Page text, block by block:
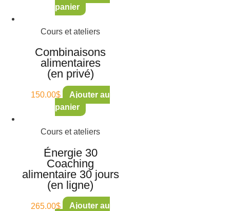
panier
Cours et ateliers
Combinaisons
alimentaires
(en privé)
150.00$
Ajouter au
panier
Cours et ateliers
Énergie 30
Coaching
alimentaire 30 jours
(en ligne)
265.00$
Ajouter au